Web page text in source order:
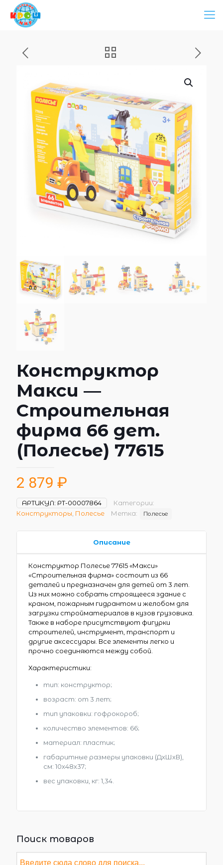
Конструктор
Макси —
Строительная
фирма 66 дет.
(Полесье) 77615
2 879 ₽
АРТИКУЛ: РТ-00007864
Категории:
Конструкторы Полесье Метка: Полесье
Описание
Конструктор Полесье 77615 «Макси»
«Строительная фирма» состоит из 66
деталей и предназначен для детей от 3 лет.
Из них можно собрать строящееся здание с
краном, пожарным гидрантом и желобом для
загрузки стройматериалов в кузов грузовика.
Также в наборе присутствуют фигурки
строителей, инструмент, транспорт и
другие аксессуары. Все элементы легко и
прочно соединяются между собой.
Характеристики:
тип: конструктор;
возраст: от 3 лет;
тип упаковки: гофрокороб;
количество элементов: 66;
материал: пластик;
габаритные размеры упаковки (ДхШхВ),
см: 10х48х37;
вес упаковки, кг: 1,34.
Поиск товаров